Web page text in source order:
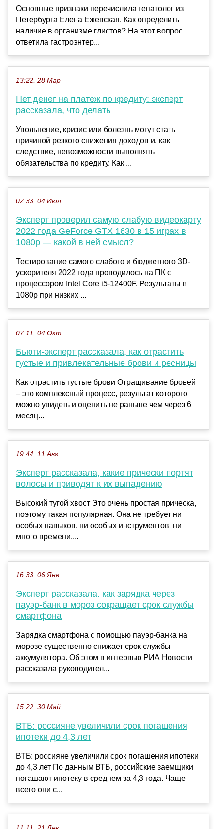
Основные признаки перечислила гепатолог из
Петербурга Елена Ежевская. Как определить
наличие в организме глистов? На этот вопрос
ответила гастроэнтер...
13:22, 28 Мар
Нет денег на платеж по кредиту: эксперт
рассказала, что делать
Увольнение, кризис или болезнь могут стать
причиной резкого снижения доходов и, как
следствие, невозможности выполнять
обязательства по кредиту. Как ...
02:33, 04 Июл
Эксперт проверил самую слабую видеокарту
2022 года GeForce GTX 1630 в 15 играх в
1080p — какой в ней смысл?
Тестирование самого слабого и бюджетного 3D-
ускорителя 2022 года проводилось на ПК с
процессором Intel Core i5-12400F. Результаты в
1080p при низких ...
07:11, 04 Окт
Бьюти-эксперт рассказала, как отрастить
густые и привлекательные брови и ресницы
Как отрастить густые брови Отращивание бровей
– это комплексный процесс, результат которого
можно увидеть и оценить не раньше чем через 6
месяц...
19:44, 11 Авг
Эксперт рассказала, какие прически портят
волосы и приводят к их выпадению
Высокий тугой хвост Это очень простая прическа,
поэтому такая популярная. Она не требует ни
особых навыков, ни особых инструментов, ни
много времени....
16:33, 06 Янв
Эксперт рассказала, как зарядка через
пауэр-банк в мороз сокращает срок службы
смартфона
Зарядка смартфона с помощью пауэр-банка на
морозе существенно снижает срок службы
аккумулятора. Об этом в интервью РИА Новости
рассказала руководител...
15:22, 30 Май
ВТБ: россияне увеличили срок погашения
ипотеки до 4,3 лет
ВТБ: россияне увеличили срок погашения ипотеки
до 4,3 лет По данным ВТБ, российские заемщики
погашают ипотеку в среднем за 4,3 года. Чаще
всего они с...